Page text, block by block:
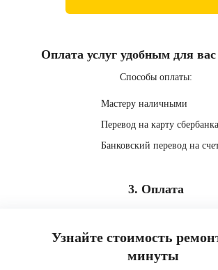
3. Оплата
Узнайте стоимость
минуты
Оплата услуг удобным для вас
Способы оплаты:
Мастеру наличными
Перевод на карту сбербанка
Банковский перевод на